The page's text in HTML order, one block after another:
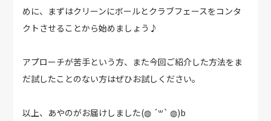
めに、まずはクリーンにボールとクラブフェースをコンタ
クトさせることから始めましょう♪
アプローチが苦手という方、また今回ご紹介した方法をま
だ試したことのない方はぜひお試しください。
以上、あやのがお届けしました(◍ ´꒳` ◍)b